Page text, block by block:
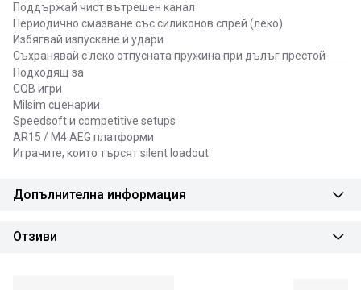
Поддържай чист вътрешен канал
Периодично смазване със силиконов спрей (леко)
Избягвай изпускане и удари
Съхранявай с леко отпусната пружина при дълъг престой
Подходящ за
CQB игри
Milsim сценарии
Speedsoft и competitive setups
AR15 / M4 AEG платформи
Играчите, които търсят silent loadout
Допълнителна информация
Отзиви